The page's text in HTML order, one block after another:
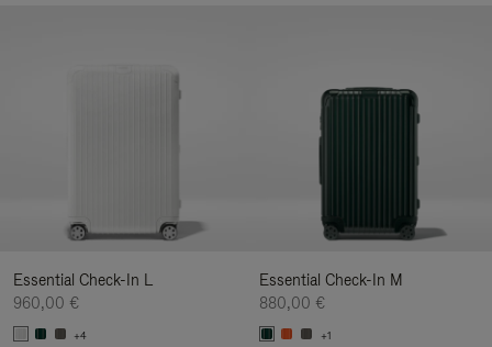
Essential Check-In L
960,00 €
+4
Essential Check-In M
880,00 €
+1